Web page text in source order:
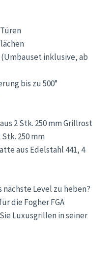
(Umbauset inklusive, ab
bis zu 500°
2 Stk. 250 mm Grillrost
250 mm
aus Edelstahl 441, 4
Level zu heben?
die Fogher FGA
Luxusgrillen in seiner